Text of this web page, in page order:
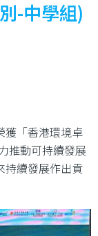
-中學組)
獲「香港環境卓
推動可持續發展
持續發展作出貢